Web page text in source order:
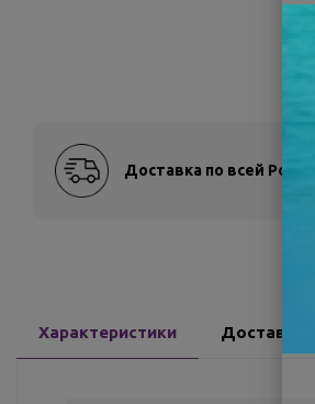
Доставка по всей России
Характеристики Доставка